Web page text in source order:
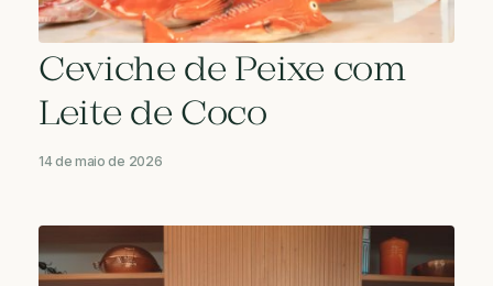
Ceviche de Peixe com
Leite de Coco
14 de maio de 2026